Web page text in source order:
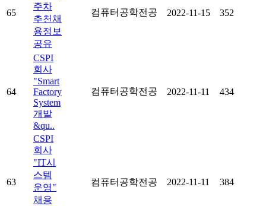
65
주차
추천채
용정보
공유
컴퓨터공학전공 2022-11-15 352
64
CSPI
회사
"Smart
Factory
System
개발
&qu..
컴퓨터공학전공 2022-11-11 434
63
CSPI
회사
"IT시
스템
운영"
채용
컴퓨터공학전공 2022-11-11 384